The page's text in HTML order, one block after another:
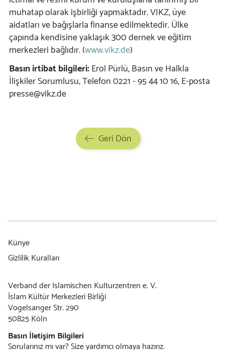
muhatap olarak işbirliği yapmaktadır. VIKZ, üye
aidatları ve bağışlarla finanse edilmektedir. Ülke
çapında kendisine yaklaşık 300 dernek ve eğitim
merkezleri bağlıdır. (www.vikz.de)
Basın irtibat bilgileri:Erol Pürlü, Basın ve Halkla
İlişkiler Sorumlusu, Telefon 0221 - 95 44 10 16, E-posta
presse@vikz.de
Geri Dön
Skip
navigation
Künye
Gizlilik Kuralları
Verband der Islamischen Kulturzentren e. V.
İslam Kültür Merkezleri Birliği
Vogelsanger Str. 290
50825 Köln
Basın İletişim Bilgileri
Sorularınız mı var? Size yardımcı olmaya hazırız.